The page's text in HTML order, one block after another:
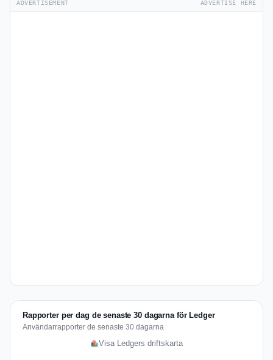
ADVERTISEMENT ADVERTISE HERE
Rapporter per dag de senaste 30 dagarna för Ledger
Användarrapporter de senaste 30 dagarna
Visa Ledgers driftskarta